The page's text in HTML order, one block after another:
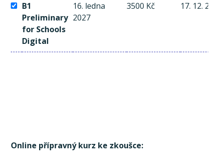
B1
Preliminary
for Schools
Digital
16. ledna
2027
3500 Kč 17. 12.
Online přípravný kurz ke zkoušce: